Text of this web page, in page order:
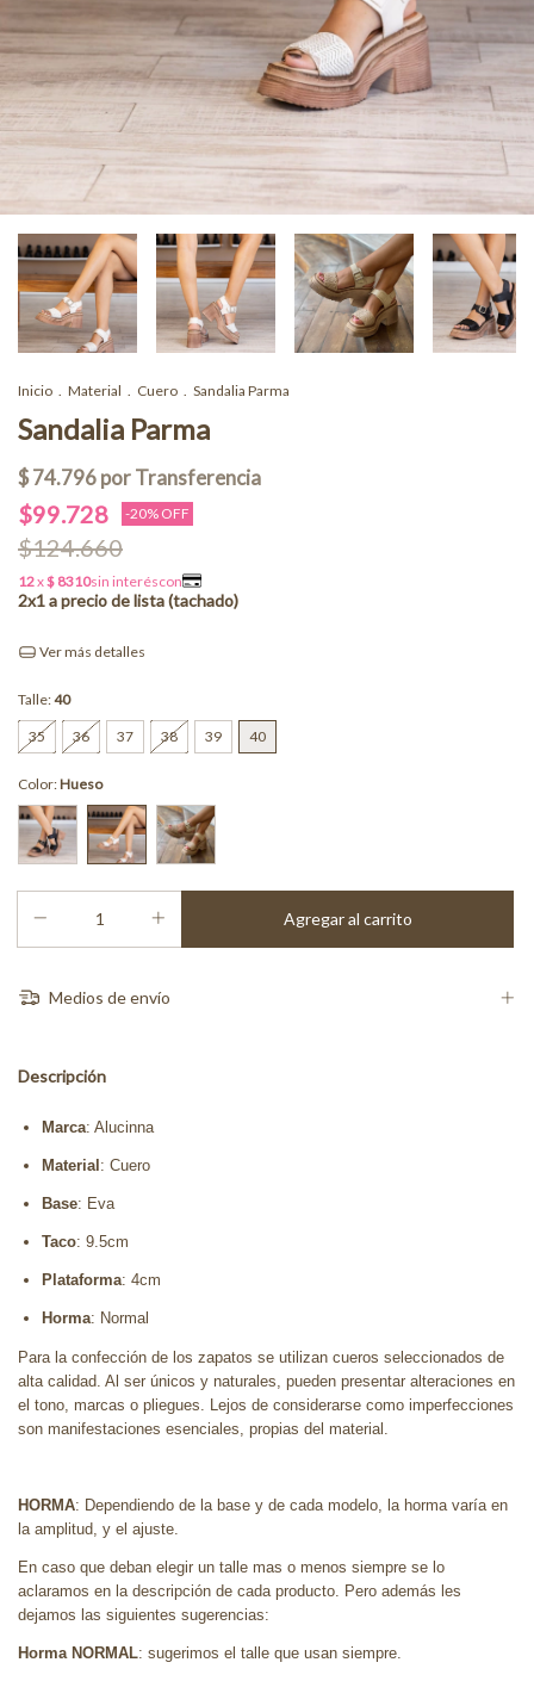
Inicio . Material . Cuero . Sandalia Parma
Sandalia Parma
$99.728 -20% OFF
$124.660
Ver más detalles
Talle:40
35 36 37 38 39 40
Color:Hueso
Medios de envío
Descripción
Marca: Alucinna
Material : Cuero
Base: Eva
Taco: 9.5cm
Plataforma: 4cm
Horma: Normal
Para la confección de los zapatos se utilizan cueros seleccionados de
alta calidad. Al ser únicos y naturales, pueden presentar alteraciones en
el tono, marcas o pliegues. Lejos de considerarse como imperfecciones
son manifestaciones esenciales, propias del material.
HORMA: Dependiendo de la base y de cada modelo, la horma varía en
la amplitud, y el ajuste.
En caso que deban elegir un talle mas o menos siempre se lo
aclaramos en la descripción de cada producto. Pero además les
dejamos las siguientes sugerencias:
Horma NORMAL: sugerimos el talle que usan siempre.